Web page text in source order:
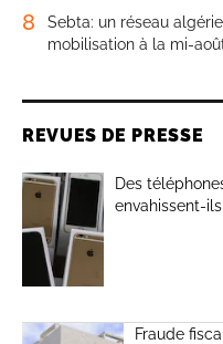
8
Sebta: un réseau
mobilisation à la mi-
REVUES DE PRESSE
Des
envahissent-
Fraude